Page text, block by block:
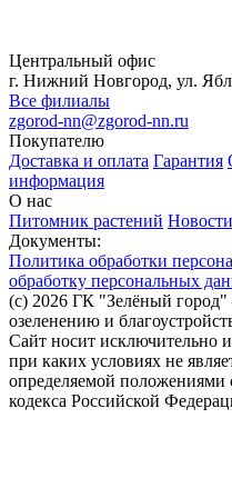
Центральный офис
г. Нижний Новгород, ул.
Все филиалы
zgorod-nn@zgorod-nn.ru
Покупателю
Доставка и оплата Гарантия
информация
О нас
Питомник растений Новости
Документы:
Политика обработки
обработку персональных
(c) 2026 ГК "Зелёный
озеленению и
Сайт носит исключительно
при каких условиях не
определяемой положениями
кодекса Российской